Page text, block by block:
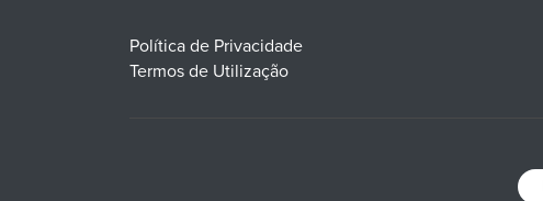
Política de Privacidade
Termos de Utilização